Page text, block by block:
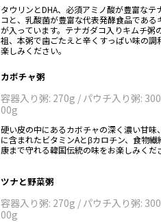
タウリンとDHA、必須アミノ酸が豊富なテ
コと、乳酸菌が豊富な代表発酵食品である
が入っています。テナガダコ入りキムチ粥
祖、本粥で歯ごたえと辛くすっぱい味の調
楽しみください。
カボチャ粥
容器入り粥: 270g / パウチ入り粥:
00g
硬い皮の中にあるカボチャの深く濃い甘味
に含まれたビタミンAとβカロチン、食物繊
康まで守れる韓国伝統の味をお楽しみくだ
ツナと野菜粥
容器入り粥: 270g / パウチ入り粥:
00g